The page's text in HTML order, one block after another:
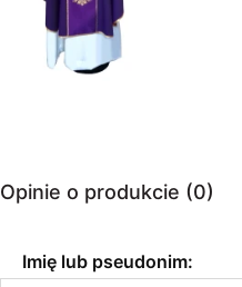
Opinie o produkcie (0)
Imię lub pseudonim: